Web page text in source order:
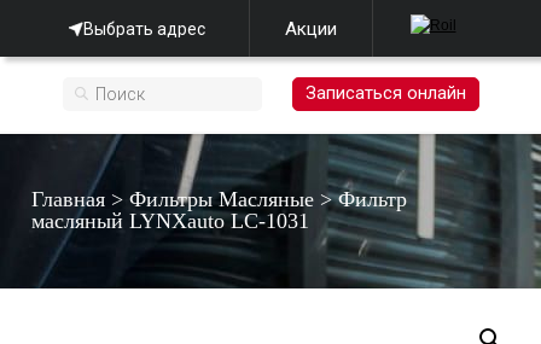
Выбрать адрес Акции
Записаться онлайн
Главная >Фильтры Масляные >Фильтр
масляный LYNXauto LC-1031